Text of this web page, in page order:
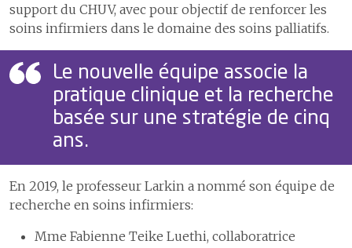
support du CHUV, avec pour objectif de renforcer les
soins infirmiers dans le domaine des soins palliatifs.
Le nouvelle équipe associe la
pratique clinique et la recherche
basée sur une stratégie de cinq
ans.
En 2019, le professeur Larkin a nommé son équipe de
recherche en soins infirmiers:
Mme Fabienne Teike Luethi, collaboratrice